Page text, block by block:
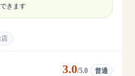
きます
店
3.0/5.0 普通